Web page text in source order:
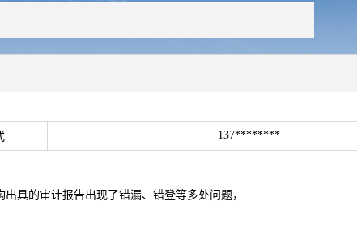
137********
具的审计报告出现了错漏、错登等多处问题，